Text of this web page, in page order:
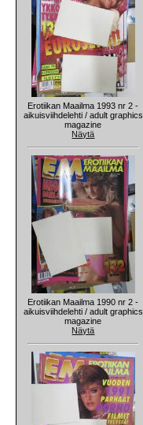
Erotiikan Maailma 1993 nr 2 -
aikuisviihdelehti / adult graphics
magazine
Näytä
Erotiikan Maailma 1990 nr 2 -
aikuisviihdelehti / adult graphics
magazine
Näytä